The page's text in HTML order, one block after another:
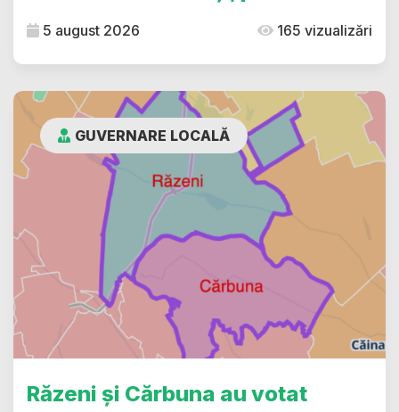
5 august 2026 165 vizualizări
GUVERNARE LOCALĂ
Răzeni și Cărbuna au votat